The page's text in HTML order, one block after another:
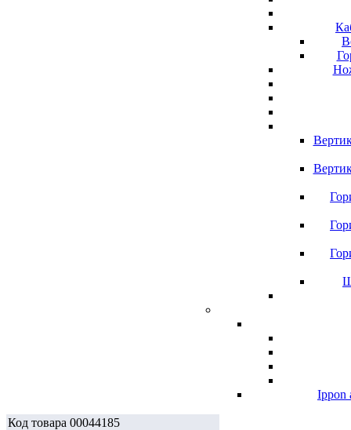
Ippon
Код товара 00044185